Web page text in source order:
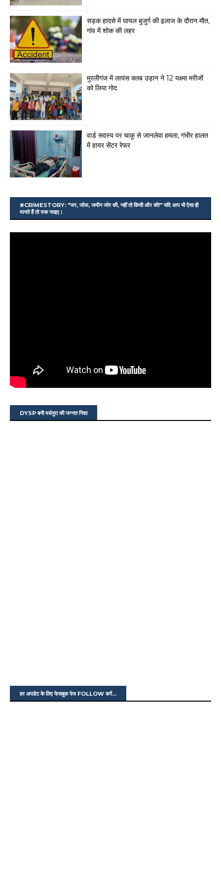
सड़क हादसे में घायल बुजुर्ग की इलाज के दौरान मौत,
गांव में शोक की लहर
मुरलीगंज में लायंस क्लब उड़ान ने 12 यक्ष्मा मरीजों
को लिया गोद
वार्ड सदस्य पर चाकू से जानलेवा हमला, गंभीर हालत
में हायर सेंटर रेफर
#CRIMESTORY: "जर, जोरू, जमीन जोर की, नहीं तो किसी और की!" यदि आप भी ऐसा ही
मानते हैं तो रुक जाइए।
DYSP बनी मधेपुरा की जन्नत निशा
हर अपडेट के लिए फेसबुक पेज FOLLOW करें...